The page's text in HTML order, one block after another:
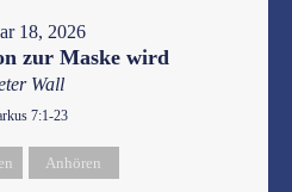
18, 2026
zur Maske wird
Wall
7:1-23
Anhören